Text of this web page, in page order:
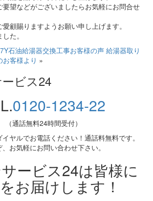
望などがございましたらお気軽にお問合せ
顧賜りますようお願い申し上げます。
た。
石油給湯器交換工事お客様の声 給湯器取り
客様より »
ビス24
0120-1234-22
（通話無料24時間受付）
ヤルでお電話ください！通話料無料です。
、お気軽にお問い合わせ下さい。
ービス24は皆様に
お届けします！